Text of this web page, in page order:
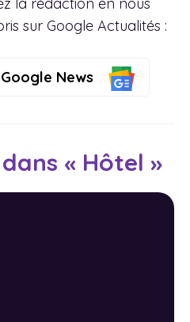
la rédaction en nous
sur Google Actualités :
News
« Hôtel »